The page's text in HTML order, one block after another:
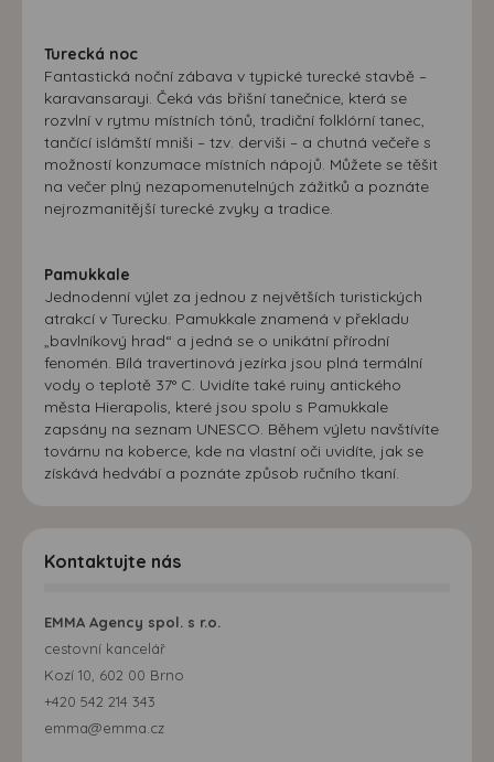
Turecká noc
Fantastická noční zábava v typické turecké stavbě –
karavansarayi. Čeká vás břišní tanečnice, která se
rozvlní v rytmu místních tónů, tradiční folklórní tanec,
tančící islámští mniši – tzv. derviši – a chutná večeře s
možností konzumace místních nápojů. Můžete se těšit
na večer plný nezapomenutelných zážitků a poznáte
nejrozmanitější turecké zvyky a tradice.
Pamukkale
Jednodenní výlet za jednou z největších turistických
atrakcí v Turecku. Pamukkale znamená v překladu
„bavlníkový hrad“ a jedná se o unikátní přírodní
fenomén. Bílá travertinová jezírka jsou plná termální
vody o teplotě 37° C. Uvidíte také ruiny antického
města Hierapolis, které jsou spolu s Pamukkale
zapsány na seznam UNESCO. Během výletu navštívíte
továrnu na koberce, kde na vlastní oči uvidíte, jak se
získává hedvábí a poznáte způsob ručního tkaní.
Kontaktujte nás
EMMA Agency spol. s r.o.
cestovní kancelář
Kozí 10, 602 00 Brno
+420 542 214 343
emma@emma.cz